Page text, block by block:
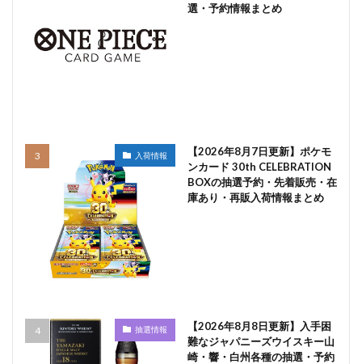
選・予約情報まとめ
入荷情報
【2026年8月7日更新】ポケモ
ンカード 30th CELEBRATION
BOXの抽選予約・先着販売・在
庫あり・再販入荷情報まとめ
抽選情報
【2026年8月8日更新】入手困
難なジャパニーズウイスキー山
崎・響・白州各種の抽選・予約